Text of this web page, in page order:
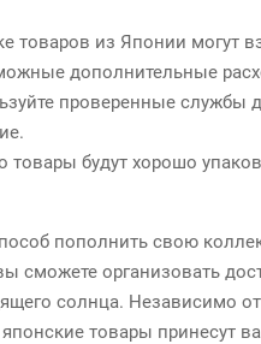
товаров из Японии могут
дополнительные
проверенные службы
товары будут хорошо
пополнить свою
сможете организовать
солнца. Независимо от
товары принесут